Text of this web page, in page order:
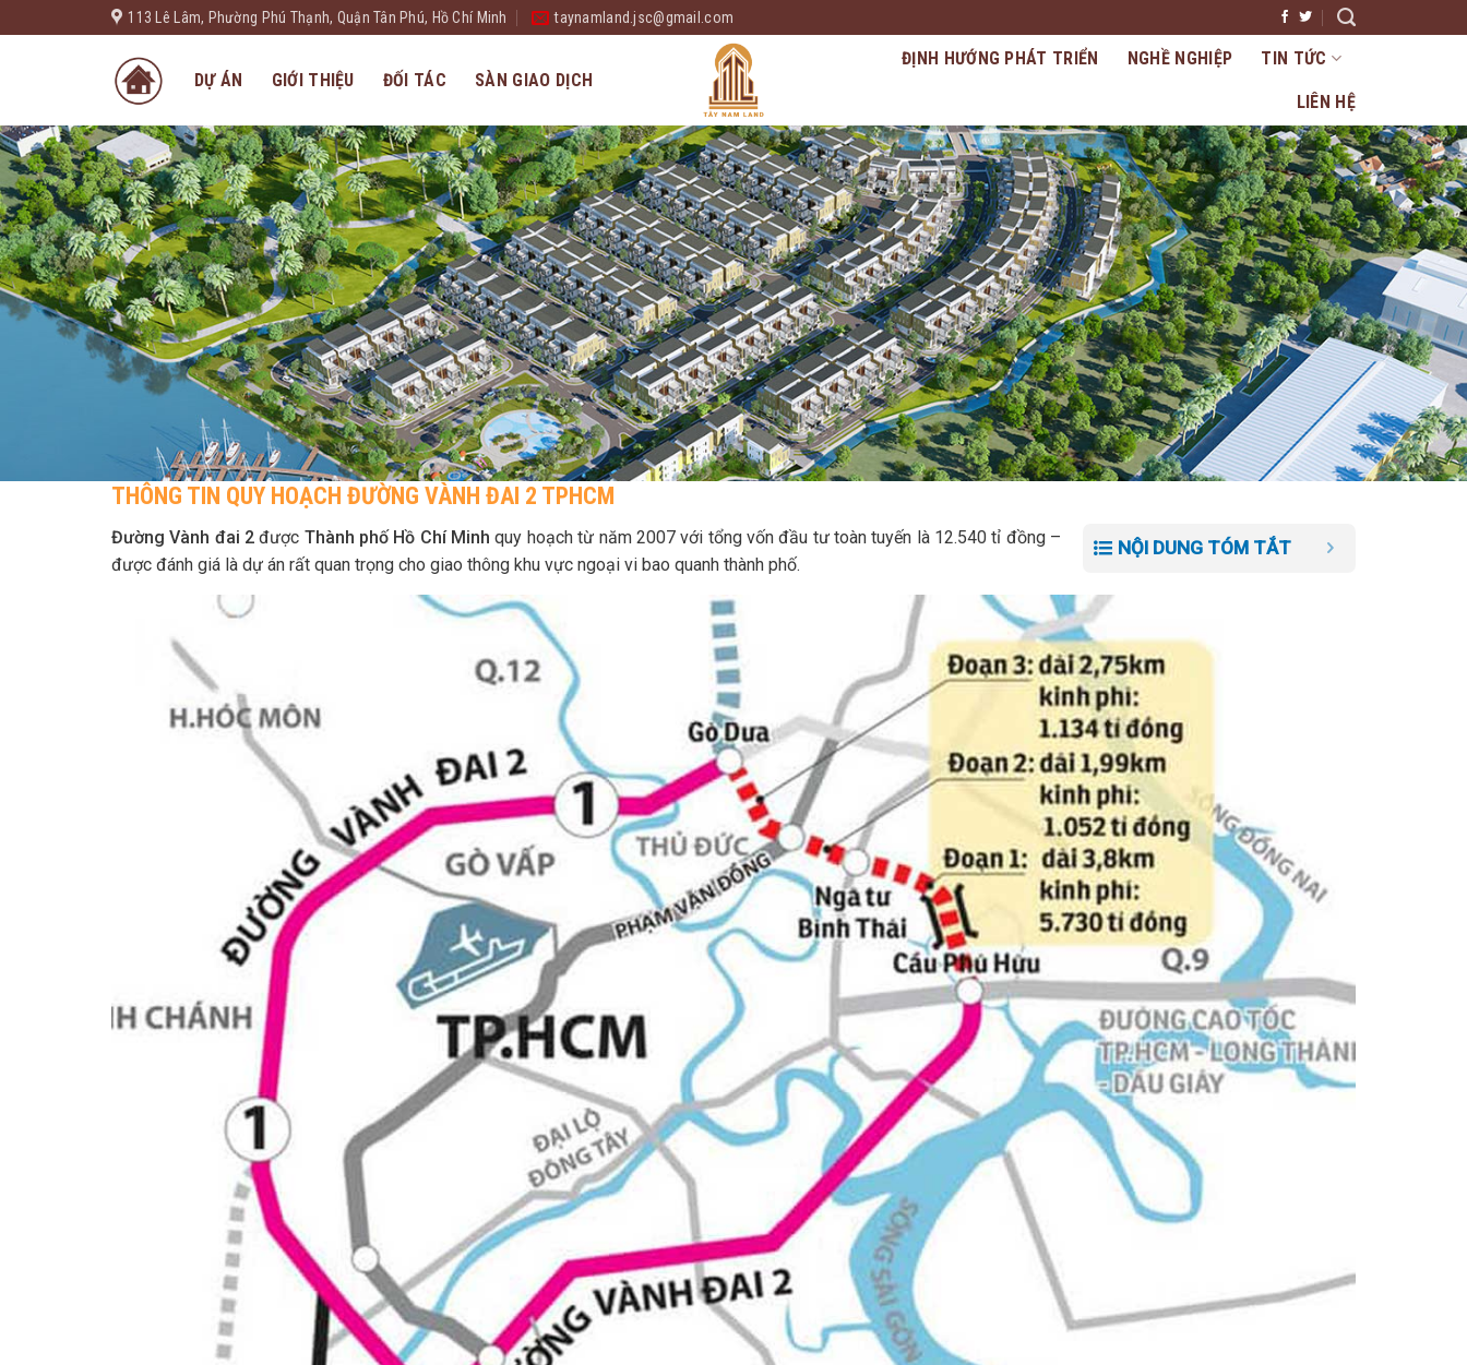
to
113 Lê Lâm, Phường Phú Thạnh, Quận Tân Phú, Hồ Chí Minh taynamland.jsc@gmail.com
DỰ ÁN GIỚI THIỆU ĐỐI TÁC SÀN GIAO DỊCH
ĐỊNH HƯỚNG PHÁT TRIỂN NGHỀ NGHIỆP TIN TỨC
LIÊN HỆ
THÔNG TIN QUY HOẠCH ĐƯỜNG VÀNH ĐAI 2 TPHCM
NỘI DUNG TÓM TẮT
Đường Vành đai 2 được Thành phố Hồ Chí Minh quy hoạch từ năm 2007 với tổng vốn đầu tư toàn tuyến là 12.540 tỉ đồng –
được đánh giá là dự án rất quan trọng cho giao thông khu vực ngoại vi bao quanh thành phố.